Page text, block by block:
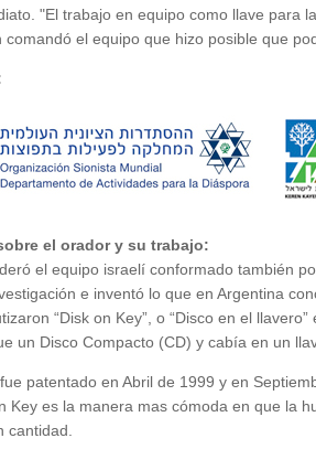
"El trabajo en equipo como llave para
comandó el equipo que hizo posible que
el orador y su trabajo:
el equipo israelí conformado también
e inventó lo que en Argentina
“Disk on Key”, o “Disco en el
un Disco Compacto (CD) y cabía en un
patentado en Abril de 1999 y en
Key es la manera mas cómoda en que la
cantidad.